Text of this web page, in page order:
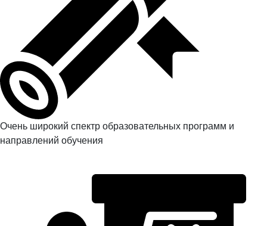
Очень широкий спектр образовательных программ и
направлений обучения